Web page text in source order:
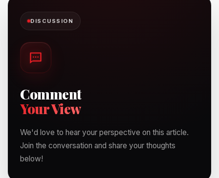
DISCUSSION
Comment
Your View
We'd love to hear your perspective on this article.
Join the conversation and share your thoughts
below!